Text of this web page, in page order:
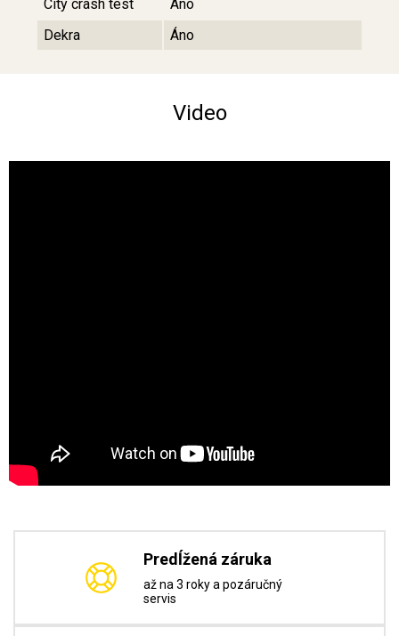
City crash test
Áno
Dekra
Áno
Video
Predĺžená záruka
až na 3 roky a pozáručný
servis